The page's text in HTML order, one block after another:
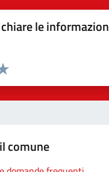
le
la pagina
5 stelle su 5
4 stelle su 5
su 5
su 5
5
comune